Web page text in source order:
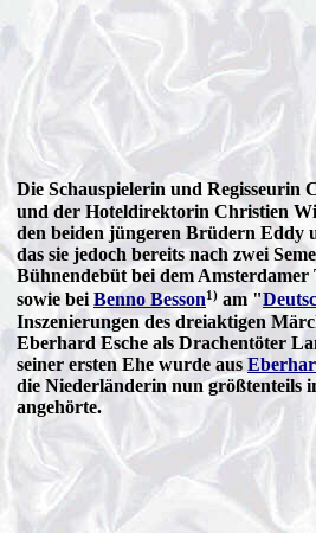
Die Schauspielerin und Regisseurin
und der Hoteldirektorin Christien
den beiden jüngeren Brüdern Eddy
das sie jedoch bereits nach zwei
Bühnendebüt bei dem
sowie bei Benno Besson1) am "
Inszenierungen des dreiaktigen
Eberhard Esche als Drachentöter
seiner ersten Ehe wurde aus
die Niederländerin nun größtenteils
angehörte.